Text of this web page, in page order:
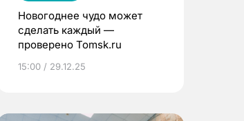
Новогоднее чудо может
сделать каждый —
проверено Tomsk.ru
15:00 / 29.12.25